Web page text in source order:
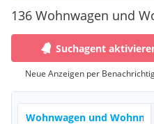
136 Wohnwagen und
Suchagent
Neue Anzeigen per